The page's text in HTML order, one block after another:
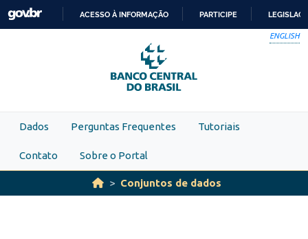
Skip to main content
PARA
O
CONTEÚDO
ACESSO À INFORMAÇÃO PARTICIPE
ENGLISH
Dados Perguntas Frequentes Tutoriais
Contato Sobre o Portal
Conjuntos de dados